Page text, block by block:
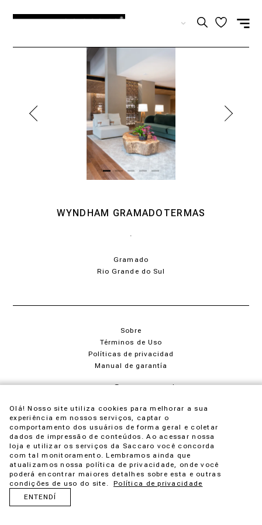
WYNDHAM GRAMADOTERMAS
Gramado
Rio Grande do Sul
Sobre
Términos de Uso
Políticas de privacidad
Manual de garantía
saccaro@saccaro.com.br
SM Gestão de Franquias Ltda - CNPJ 91.763.383/0001-05
Olá! Nosso site utiliza cookies para melhorar a sua
experiência em nossos serviços, captar o
comportamento dos usuários de forma geral e coletar
dados de impressão de conteúdos. Ao acessar nossa
loja e utilizar os serviços da Saccaro você concorda
com tal monitoramento. Lembramos ainda que
atualizamos nossa política de privacidade, onde você
poderá encontrar maiores detalhes sobre esta e outras
condições de uso do site.
Política de privacidade
ENTENDÍ